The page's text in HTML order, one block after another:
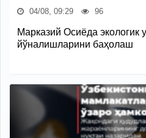
04/08, 09:29 96
Марказий Осиёда экологик
йўналишларини баҳолаш